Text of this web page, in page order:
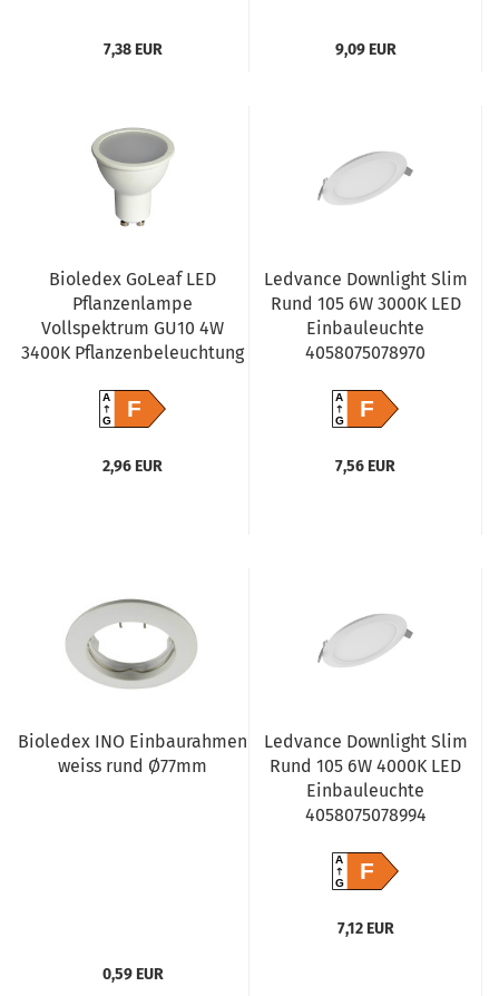
7,38 EUR 9,09 EUR
Bioledex GoLeaf LED
Pflanzenlampe
Vollspektrum GU10 4W
3400K Pflanzenbeleuchtung
A
GF
2,96 EUR
Ledvance Downlight Slim
Rund 105 6W 3000K LED
Einbauleuchte
4058075078970
A
GF
7,56 EUR
Bioledex INO Einbaurahmen
weiss rund Ø77mm
0,59 EUR
Ledvance Downlight Slim
Rund 105 6W 4000K LED
Einbauleuchte
4058075078994
A
GF
7,12 EUR